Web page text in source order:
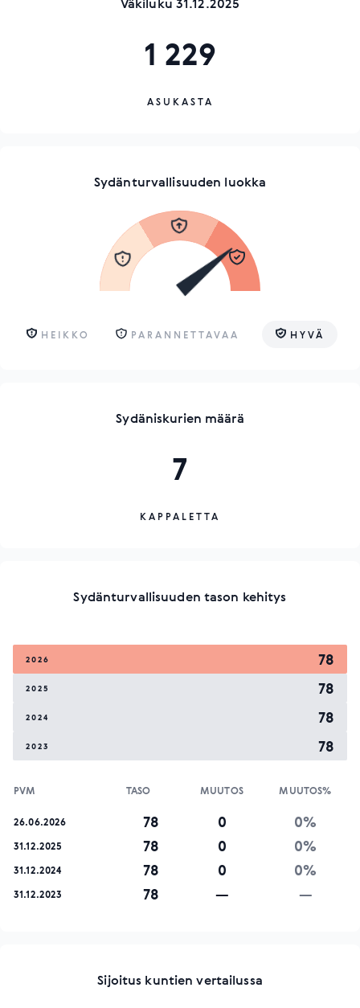
1 229
ASUKASTA
Sydänturvallisuuden luokka
HEIKKO PARANNETTAVAA HYVÄ
Sydäniskurien määrä
7
KAPPALETTA
Sydänturvallisuuden tason kehitys
2026 78
2025 78
2024 78
2023 78
PVM TASO MUUTOS MUUTOS%
26.06.2026 78 0 0%
31.12.2025 78 0 0%
31.12.2024 78 0 0%
31.12.2023 78 — —
Sijoitus kuntien vertailussa